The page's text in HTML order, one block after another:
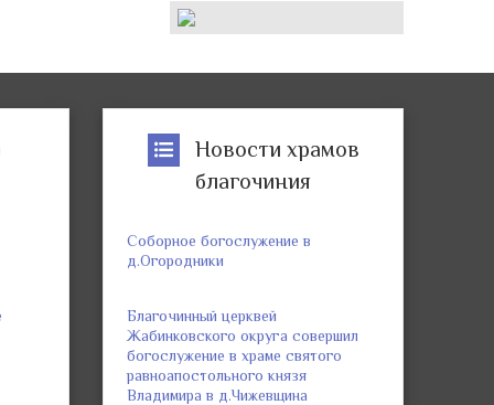
Новости храмов
благочиния
Соборное богослужение в
д.Огородники
Благочинный церквей
Жабинковского округа совершил
богослужение в храме святого
равноапостольного князя
Владимира в д.Чижевщина